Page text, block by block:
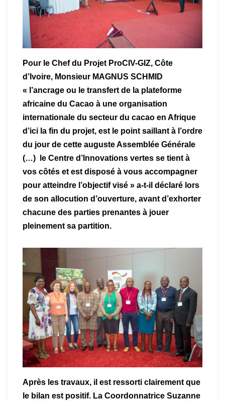
Pour le Chef du Projet ProCIV-GIZ, Côte
d’Ivoire, Monsieur MAGNUS SCHMID
« l’ancrage ou le transfert de la plateforme
africaine du Cacao à une organisation
internationale du secteur du cacao en Afrique
d’ici la fin du projet, est le point saillant à l’ordre
du jour de cette auguste Assemblée Générale
(…) le Centre d’Innovations vertes se tient à
vos côtés et est disposé à vous accompagner
pour atteindre l’objectif visé » a-t-il déclaré lors
de son allocution d’ouverture, avant d’exhorter
chacune des parties prenantes à jouer
pleinement sa partition.
Après les travaux, il est ressorti clairement que
le bilan est positif. La Coordonnatrice Suzanne